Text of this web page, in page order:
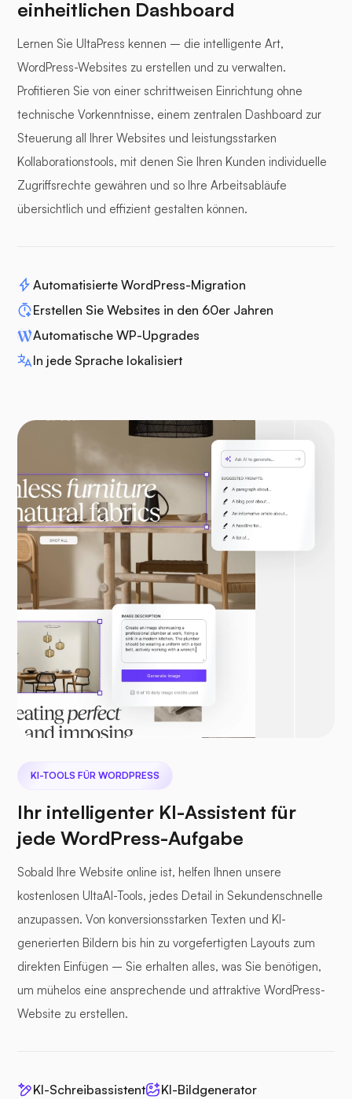
einheitlichen Dashboard
Lernen Sie UltaPress kennen – die intelligente Art,
WordPress-Websites zu erstellen und zu verwalten.
Profitieren Sie von einer schrittweisen Einrichtung ohne
technische Vorkenntnisse, einem zentralen Dashboard zur
Steuerung all Ihrer Websites und leistungsstarken
Kollaborationstools, mit denen Sie Ihren Kunden individuelle
Zugriffsrechte gewähren und so Ihre Arbeitsabläufe
übersichtlich und effizient gestalten können.
Automatisierte WordPress-Migration
Erstellen Sie Websites in den 60er Jahren
Automatische WP-Upgrades
In jede Sprache lokalisiert
KI-TOOLS FÜR WORDPRESS
Ihr intelligenter KI-Assistent für
jede WordPress-Aufgabe
Sobald Ihre Website online ist, helfen Ihnen unsere
kostenlosen UltaAI-Tools, jedes Detail in Sekundenschnelle
anzupassen. Von konversionsstarken Texten und KI-
generierten Bildern bis hin zu vorgefertigten Layouts zum
direkten Einfügen – Sie erhalten alles, was Sie benötigen,
um mühelos eine ansprechende und attraktive WordPress-
Website zu erstellen.
KI-Schreibassistent
KI-Bildgenerator